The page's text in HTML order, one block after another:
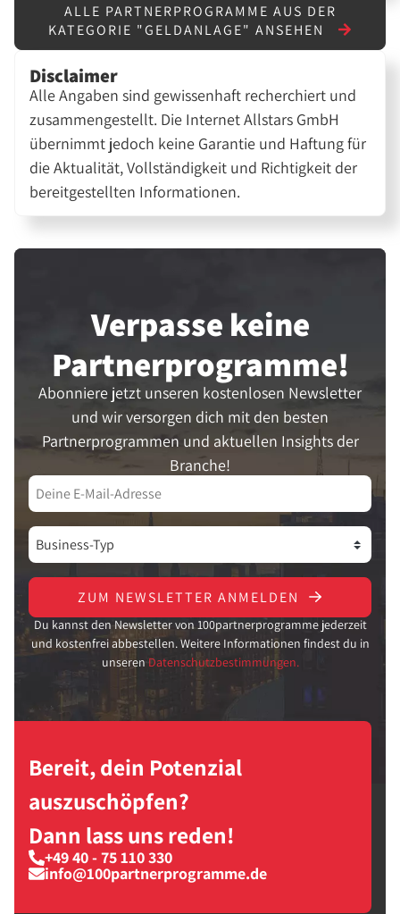
ALLE PARTNERPROGRAMME AUS DER
KATEGORIE "GELDANLAGE" ANSEHEN
Disclaimer
Alle Angaben sind gewissenhaft recherchiert und
zusammengestellt. Die Internet Allstars GmbH
übernimmt jedoch keine Garantie und Haftung für
die Aktualität, Vollständigkeit und Richtigkeit der
bereitgestellten Informationen.
Verpasse keine
Partner­programme!
Abonniere jetzt unseren kostenlosen Newsletter
und wir versorgen dich mit den besten
Partnerprogrammen und aktuellen Insights der
Branche!
ZUM NEWSLETTER ANMELDEN
Du kannst den Newsletter von 100partnerprogramme jederzeit
und kostenfrei abbestellen. Weitere Informationen findest du in
unseren Datenschutzbestimmungen.
Bereit, dein Potenzial
auszuschöpfen?
Dann lass uns reden!
+49 40 - 75 110 330
info@100partnerprogramme.de